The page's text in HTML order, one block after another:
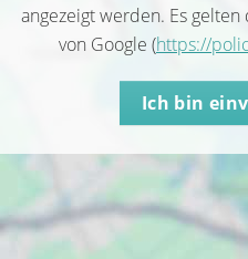
angezeigt werden. Es
von Google (https://
Ich bin